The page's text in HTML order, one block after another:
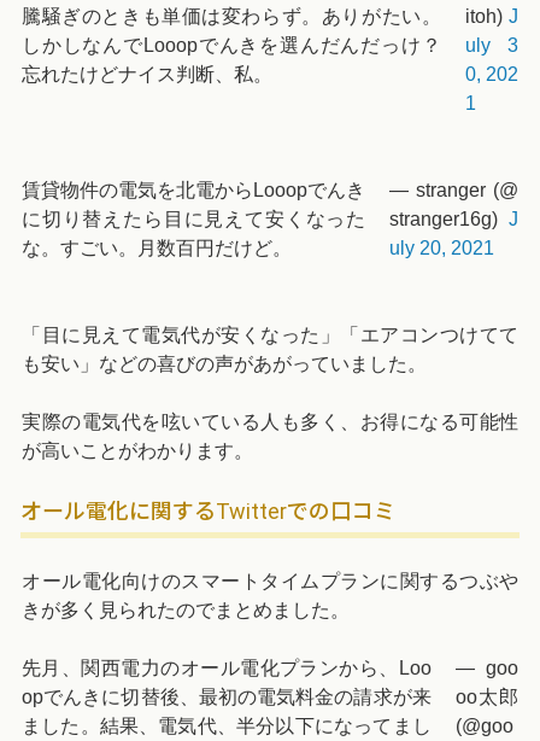
騰騒ぎのときも単価は変わらず。ありがたい。
しかしなんでLooopでんきを選んだんだっけ？
忘れたけどナイス判断、私。
itoh) J
uly 3
0, 202
1
賃貸物件の電気を北電からLooopでんき
に切り替えたら目に見えて安くなった
な。すごい。月数百円だけど。
— stranger (@
stranger16g) J
uly 20, 2021
「目に見えて電気代が安くなった」「エアコンつけてて
も安い」などの喜びの声があがっていました。
実際の電気代を呟いている人も多く、お得になる可能性
が高いことがわかります。
オール電化に関するTwitterでの口コミ
オール電化向けのスマートタイムプランに関するつぶや
きが多く見られたのでまとめました。
先月、関西電力のオール電化プランから、Loo
opでんきに切替後、最初の電気料金の請求が来
ました。結果、電気代、半分以下になってまし
— goo
oo太郎
(@goo